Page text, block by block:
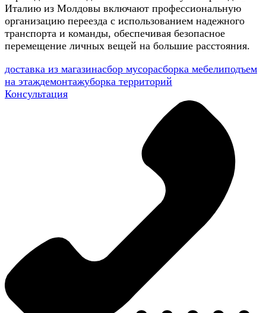
Италию из Молдовы включают профессиональную
организацию переезда с использованием надежного
транспорта и команды, обеспечивая безопасное
перемещение личных вещей на большие расстояния.
доставка из магазинасбор мусорасборка мебелиподъем
на этаждемонтажуборка территорий
Консультация